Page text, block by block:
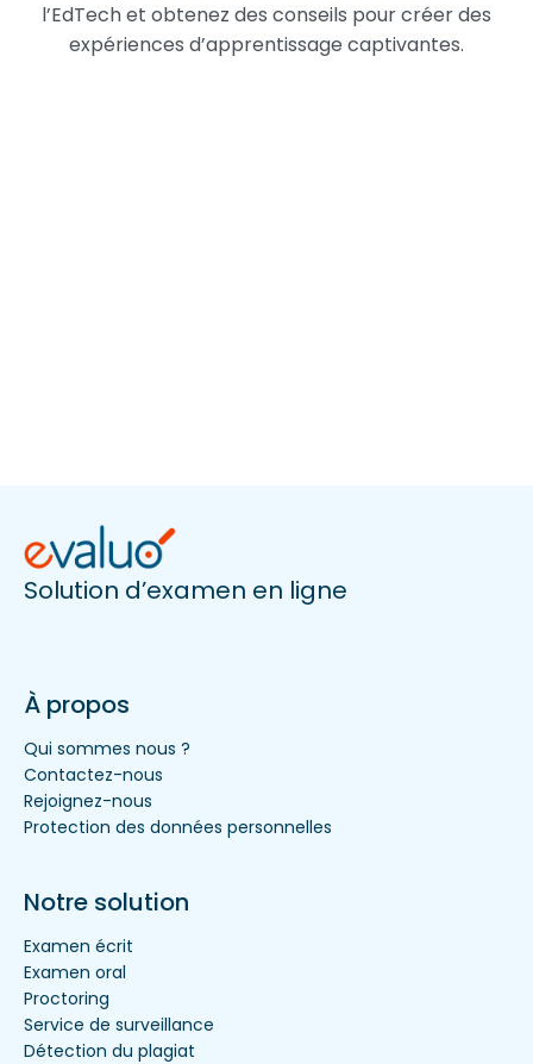
l’EdTech et obtenez des conseils pour créer des
expériences d’apprentissage captivantes.
Solution d’examen en ligne
À propos
Qui sommes nous ?
Contactez-nous
Rejoignez-nous
Protection des données personnelles
Notre solution
Examen écrit
Examen oral
Proctoring
Service de surveillance
Détection du plagiat